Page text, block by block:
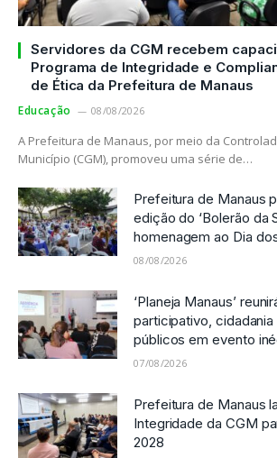
Servidores da CGM recebem
Programa de Integridade e
de Ética da Prefeitura de Manaus
Educação 08/08/2026
A Prefeitura de Manaus, por meio da
Município (CGM), promoveu uma série de…
Prefeitura de Manaus
edição do ‘Bolerão da
homenagem ao Dia
08/08/2026
‘Planeja Manaus’
participativo,
públicos em evento
07/08/2026
Prefeitura de Manaus
Integridade da CGM
2028